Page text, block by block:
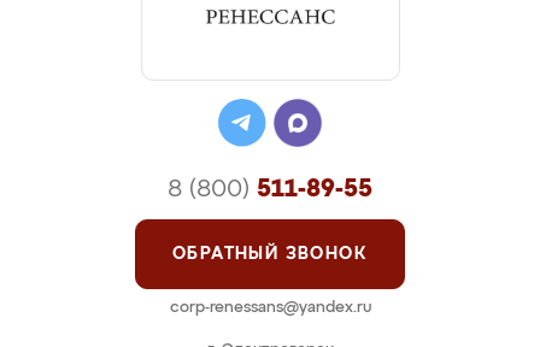
8 (800) 511-89-55
ОБРАТНЫЙ ЗВОНОК
corp-renessans@yandex.ru